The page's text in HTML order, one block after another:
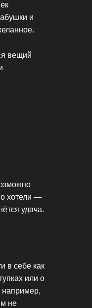
и
вещий
хотели —
удача.
в себе как
или о
например,
не